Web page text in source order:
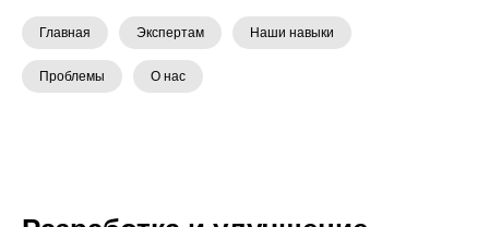
Главная Экспертам Наши навыки
Проблемы О нас